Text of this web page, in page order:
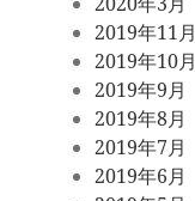
2019年11月
2019年10月
2019年9月
2019年8月
2019年7月
2019年6月